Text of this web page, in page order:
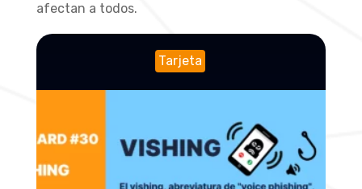
afectan a todos.
Tarjeta